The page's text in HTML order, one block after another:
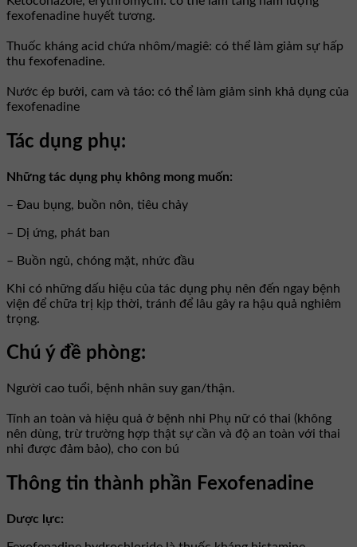
fexofenadine huyết tương.
Thuốc kháng acid chứa nhôm/magiê: có thể làm giảm sự hấp
thu fexofenadine.
Nước ép bưởi, cam và táo: có thể làm giảm sinh khả dụng của
fexofenadine
Tác dụng phụ:
Những tác dụng phụ không mong muốn:
– Đau bụng, buồn nôn, tiêu chảy
– Dị ứng, phát ban
– Buồn ngủ, chóng mặt, nhức đầu
Khi có những dấu hiệu của tác dụng phụ nên đến ngay bệnh
viện để chữa trị kịp thời, tránh để lâu gây ra hậu quả nghiêm
trọng.
Chú ý đề phòng:
Người cao tuổi, bệnh nhân suy gan/thận.
Tính an toàn và hiệu quả ở bệnh nhi Phụ nữ có thai (không
nên dùng, trừ trường hợp thật sự cần và độ an toàn với thai
nhi được đảm bảo), cho con bú
Thông tin thành phần Fexofenadine
Dược lực: